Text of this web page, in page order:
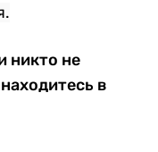
никто не
в